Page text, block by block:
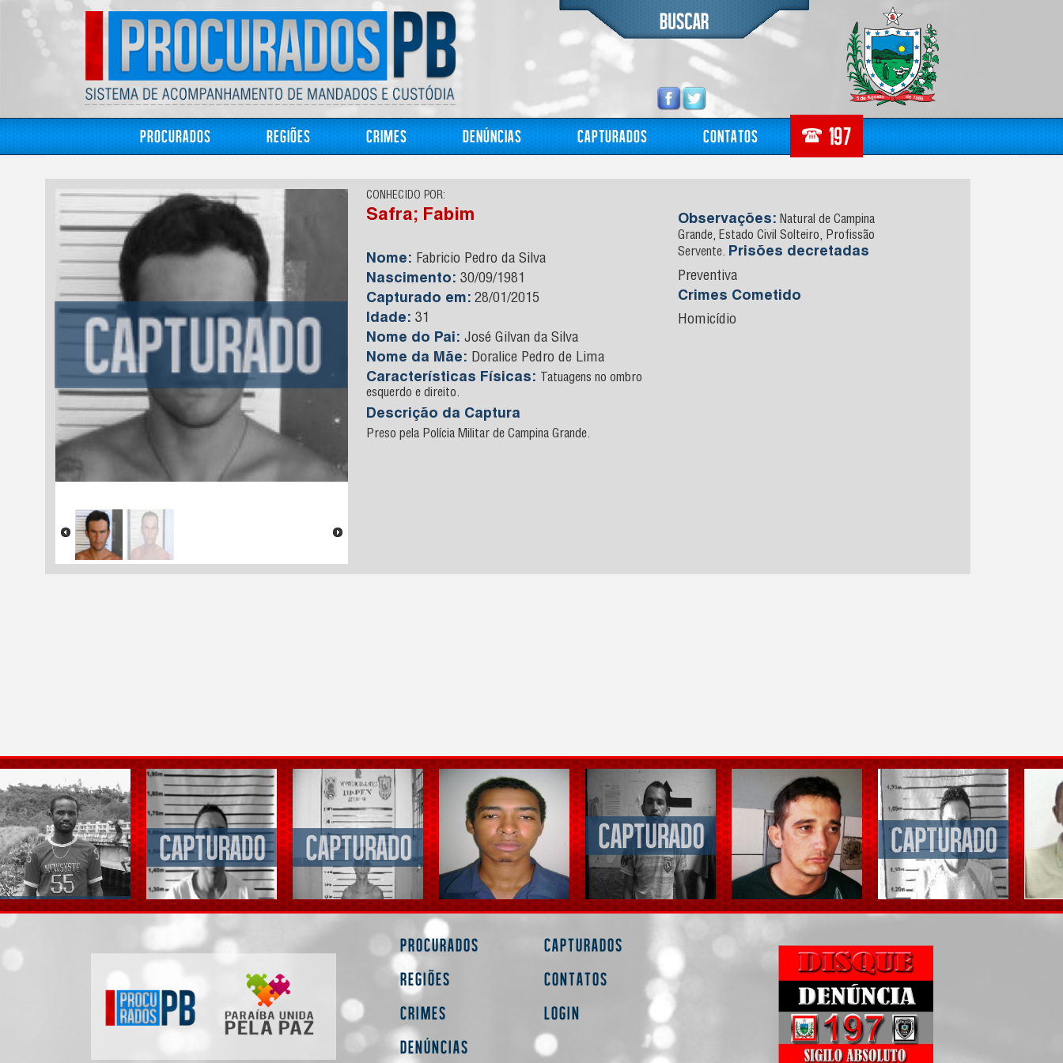
Procurados Regiões Crimes Denúncias Capturados Contatos
CONHECIDO POR:
Safra; Fabim
Nome: Fabricio Pedro da Silva
Nascimento: 30/09/1981
Capturado em: 28/01/2015
Idade: 31
Nome do Pai: José Gilvan da Silva
Nome da Mãe: Doralice Pedro de Lima
Características Físicas: Tatuagens no ombro
esquerdo e direito.
Descrição da Captura
Preso pela Polícia Militar de Campina Grande.
Observações: Natural de Campina
Grande, Estado Civil Solteiro, Profissão
Servente. Prisões decretadas
Preventiva
Crimes Cometido
Homicídio
Procurados
Regiões
Crimes
Denúncias
Capturados
Contatos
Login